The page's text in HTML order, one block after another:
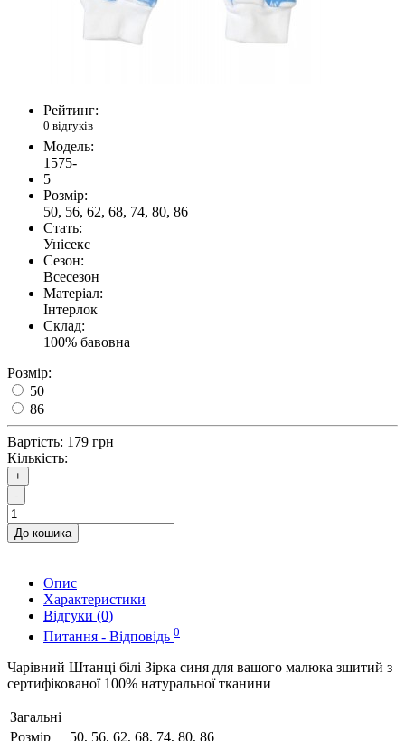
Рейтинг:
0 відгуків
Модель:
1575-
5
Розмір:
50, 56, 62, 68, 74, 80, 86
Стать:
Унісекс
Сезон:
Всесезон
Матеріал:
Інтерлок
Склад:
100% бавовна
Розмір:
50
86
Вартість: 179 грн
Кількість:
+
-
До кошика
Опис
Характеристики
Відгуки (0)
Питання - Відповідь 0
Чарівний Штанці білі Зірка синя для вашого малюка зшитий з
сертифікованої 100% натуральної тканини
Загальні
Розмір
50, 56, 62, 68, 74, 80, 86